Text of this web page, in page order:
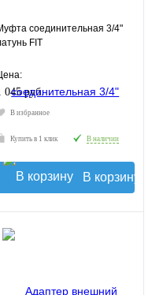
соединительная 3/4"
FIT
045 руб.
В избранное
Купить в 1 клик В наличии
В корзину